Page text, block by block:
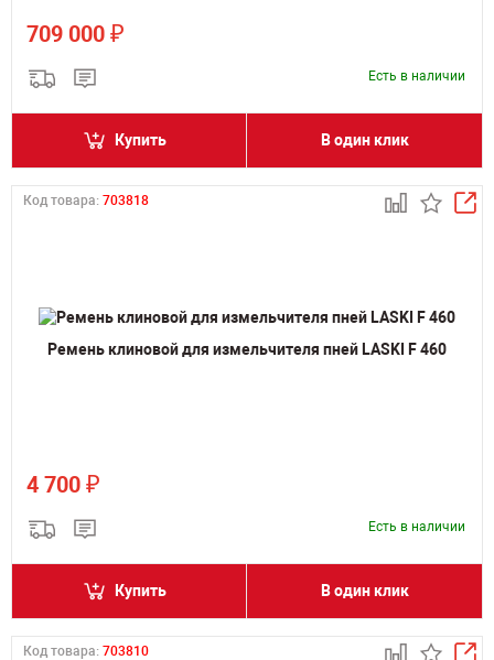
709 000 ₽
Есть в наличии
Купить В один клик
Код товара: 703818
Ремень клиновой для измельчителя пней LASKI F 460
4 700 ₽
Есть в наличии
Купить В один клик
Код товара: 703810